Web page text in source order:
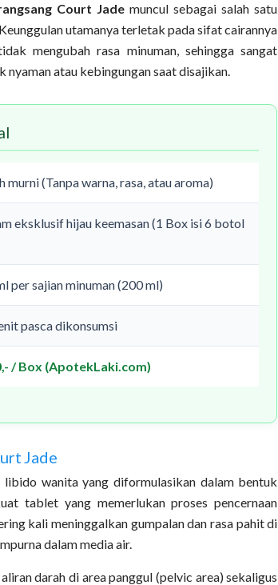
Court Jademuncul sebagai salah satu
utamanya terletak pada sifat cairannya
mengubah rasa minuman, sehingga sangat
atau kebingungan saat disajikan.
murni (Tanpa warna, rasa, atau aroma)
eksklusif hijau keemasan (1 Box isi 6 botol
per sajian minuman (200 ml)
pasca dikonsumsi
/ Box (ApotekLaki.com)
Jade
wanita yang diformulasikan dalam bentuk
tablet yang memerlukan proses pencernaan
kali meninggalkan gumpalan dan rasa pahit di
dalam media air.
darah di area panggul (pelvic area) sekaligus